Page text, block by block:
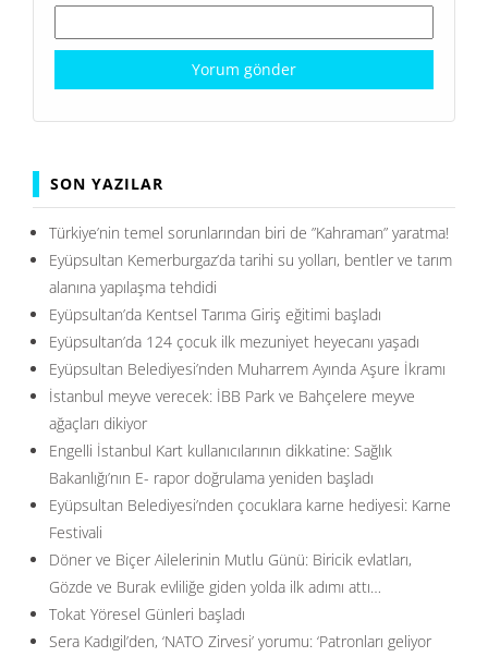
SON YAZILAR
Türkiye’nin temel sorunlarından biri de ”Kahraman” yaratma!
Eyüpsultan Kemerburgaz’da tarihi su yolları, bentler ve tarım
alanına yapılaşma tehdidi
Eyüpsultan’da Kentsel Tarıma Giriş eğitimi başladı
Eyüpsultan’da 124 çocuk ilk mezuniyet heyecanı yaşadı
Eyüpsultan Belediyesi’nden Muharrem Ayında Aşure İkramı
İstanbul meyve verecek: İBB Park ve Bahçelere meyve
ağaçları dikiyor
Engelli İstanbul Kart kullanıcılarının dikkatine: Sağlık
Bakanlığı’nın E- rapor doğrulama yeniden başladı
Eyüpsultan Belediyesi’nden çocuklara karne hediyesi: Karne
Festivali
Döner ve Biçer Ailelerinin Mutlu Günü: Biricik evlatları,
Gözde ve Burak evliliğe giden yolda ilk adımı attı…
Tokat Yöresel Günleri başladı
Sera Kadıgil’den, ‘NATO Zirvesi’ yorumu: ‘Patronları geliyor